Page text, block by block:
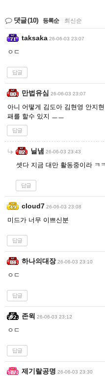
댓글(10) 등록순 최신순
taksaka 26-06-03 23:07
ㅇㄷ
답글
만법유심 26-06-03 23:07
아니 어떻게 김도아 김현영 안지
패를 할수 있지 ㅡㅡ
답글
닐냄 26-06-03 23:43
셋다 지금 대만 활동중이라 ㅋ
답글
cloud7 26-06-03 23:08
미드가 너무 이쁘신분
답글
하나의대장 26-06-03 23:10
ㅇㄷ
답글
존윅 26-06-03 23:12
ㅇㄷ
답글
제기랄공명 26-06-03 23:30